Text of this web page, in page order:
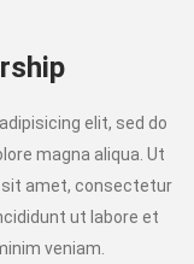
elit, sed do
magna aliqua. Ut
sit amet, consectetur
ut labore et
veniam.